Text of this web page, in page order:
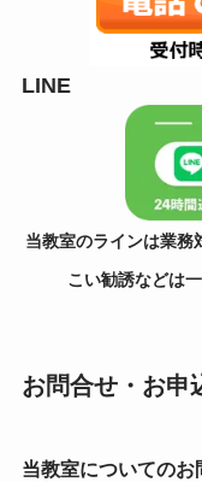
LINE
当教室のラインは業務
こい勧誘などは
お問合せ・お申
当教室についての